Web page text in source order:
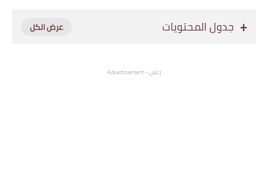
جدول المحتويات
إعلان - Advertisement